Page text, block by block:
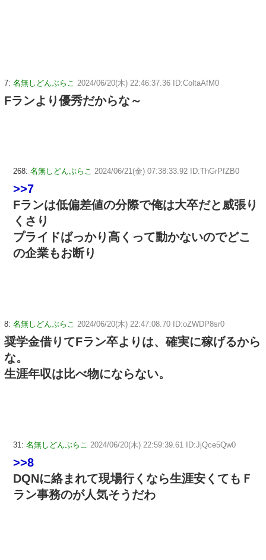
7: 名無しどんぶらこ 2024/06/20(木) 22:46:37.36 ID:ColtaAfM0
Fランより優秀だからな～
268: 名無しどんぶらこ 2024/06/21(金) 07:38:33.92 ID:ThGrPfZB0
>>7
Fランは低偏差値の分際で俺は大卒だと威張り
くさり
プライドばっかり高くって動かないのでどこ
の企業もお断り
8: 名無しどんぶらこ 2024/06/20(木) 22:47:08.70 ID:oZWDP8sr0
奨学金借りてFラン卒よりは、確実に稼げるから
な。
生涯年収は比べ物にならない。
31: 名無しどんぶらこ 2024/06/20(木) 22:59:39.61 ID:JjQce5Qw0
>>8
DQNに絡まれて現場行くなら生涯安くてもＦ
ラン事務のが人気そうだわ